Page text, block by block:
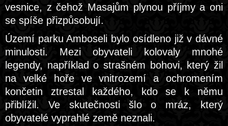
vesnice, z čehož Masajům plynou příjmy a oni
se spíše přizpůsobují.
Území parku Amboseli bylo osídleno již v dávné
minulosti. Mezi obyvateli kolovaly mnohé
legendy, například o strašném bohovi, který žil
na velké hoře ve vnitrozemí a ochromením
končetin ztrestal každého, kdo se k němu
přiblížil. Ve skutečnosti šlo o mráz, který
obyvatelé vyprahlé země neznali.